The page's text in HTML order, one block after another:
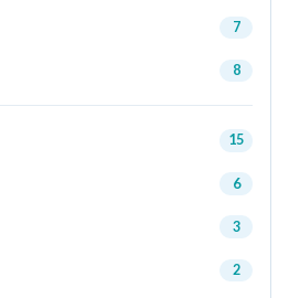
7
8
15
6
3
2